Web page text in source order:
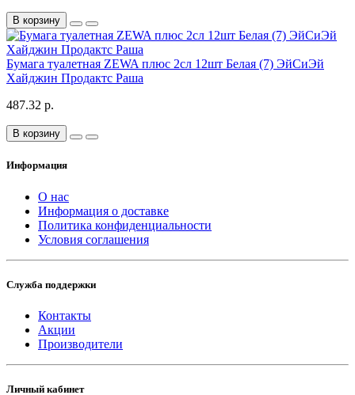
В корзину
Бумага туалетная ZEWA плюс 2сл 12шт Белая (7) ЭйСиЭй
Хайджин Продактс Раша
487.32 р.
В корзину
Информация
О нас
Информация о доставке
Политика конфиденциальности
Условия соглашения
Служба поддержки
Контакты
Акции
Производители
Личный кабинет